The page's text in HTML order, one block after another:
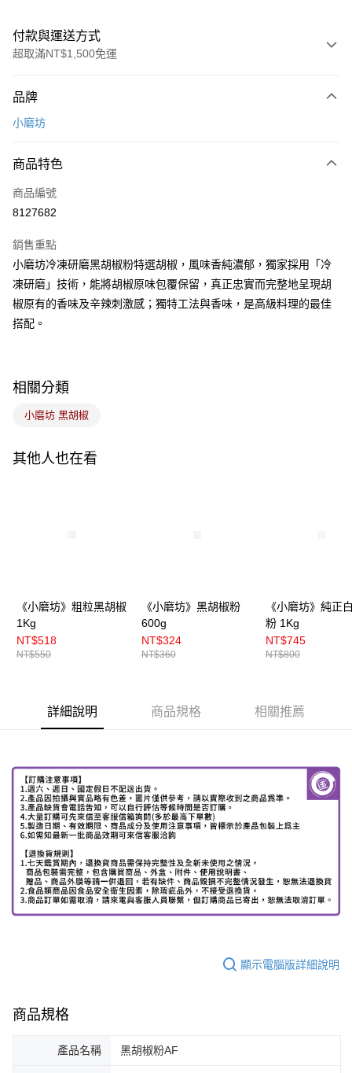
付款與運送方式
超取滿NT$1,500免運
信用卡一次付款
Apple Pay
悠遊付
全盈+PAY
ATM付款
運送方式
常溫宅配-(限重20kg以下)
每筆NT$100，滿NT$1,500(含以上)免運費
免運費
品牌
小磨坊
商品特色
商品編號
8127682
銷售重點
小磨坊冷凍研磨黑胡椒粉特選胡椒，風味香純濃郁，獨家採用「冷
凍研磨」技術，能將胡椒原味包覆保留，真正忠實而完整地呈現胡
椒原有的香味及辛辣刺激感；獨特工法與香味，是高級料理的最佳
搭配。
相關分類
小磨坊 黑胡椒
其他人也在看
《小磨坊》粗粒黑胡椒
1Kg
NT$518
NT$550
《小磨坊》黑胡椒粉
600g
NT$324
NT$360
《小磨坊》純正
粉 1Kg
NT$745
NT$800
詳細說明 商品規格 相關推薦
顯示電腦版詳細說明
商品規格
產品名稱 黑胡椒粉AF